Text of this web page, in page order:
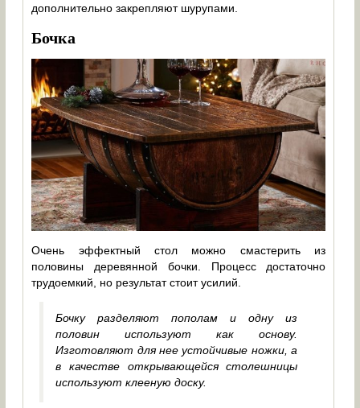
дополнительно закрепляют шурупами.
Бочка
Очень эффектный стол можно смастерить из
половины деревянной бочки. Процесс достаточно
трудоемкий, но результат стоит усилий.
Бочку разделяют пополам и одну из
половин используют как основу.
Изготовляют для нее устойчивые ножки, а
в качестве открывающейся столешницы
используют клееную доску.